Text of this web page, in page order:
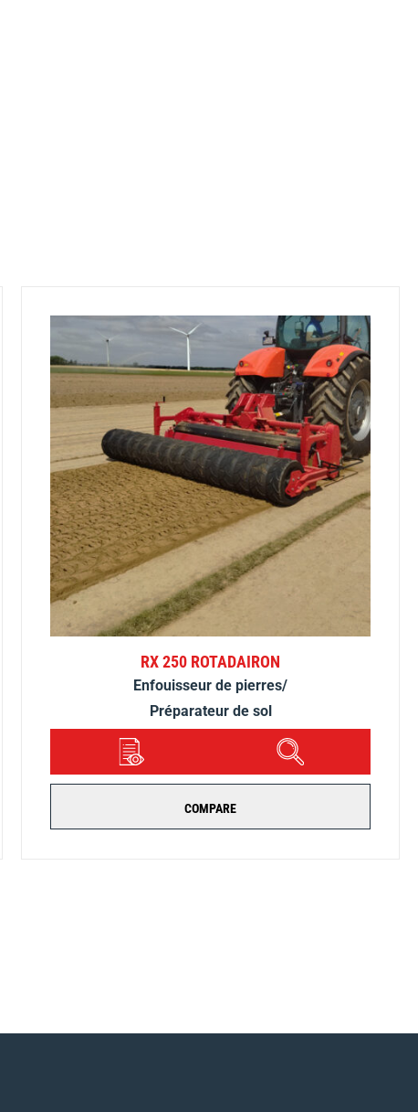
RX 250 ROTADAIRON
Enfouisseur de pierres/
Préparateur de sol
COMPARE
DÉTAILS APERÇU